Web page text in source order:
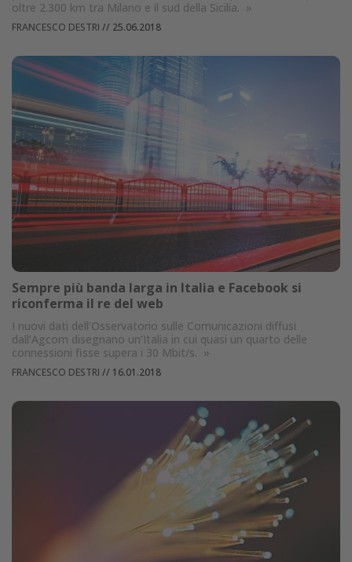
oltre 2.300 km tra Milano e il sud della Sicilia. »
FRANCESCO DESTRI // 25.06.2018
Sempre più banda larga in Italia e Facebook si
riconferma il re del web
I nuovi dati dell’Osservatorio sulle Comunicazioni diffusi
dall’Agcom disegnano un’Italia in cui quasi un quarto delle
connessioni fisse supera i 30 Mbit/s. »
FRANCESCO DESTRI // 16.01.2018